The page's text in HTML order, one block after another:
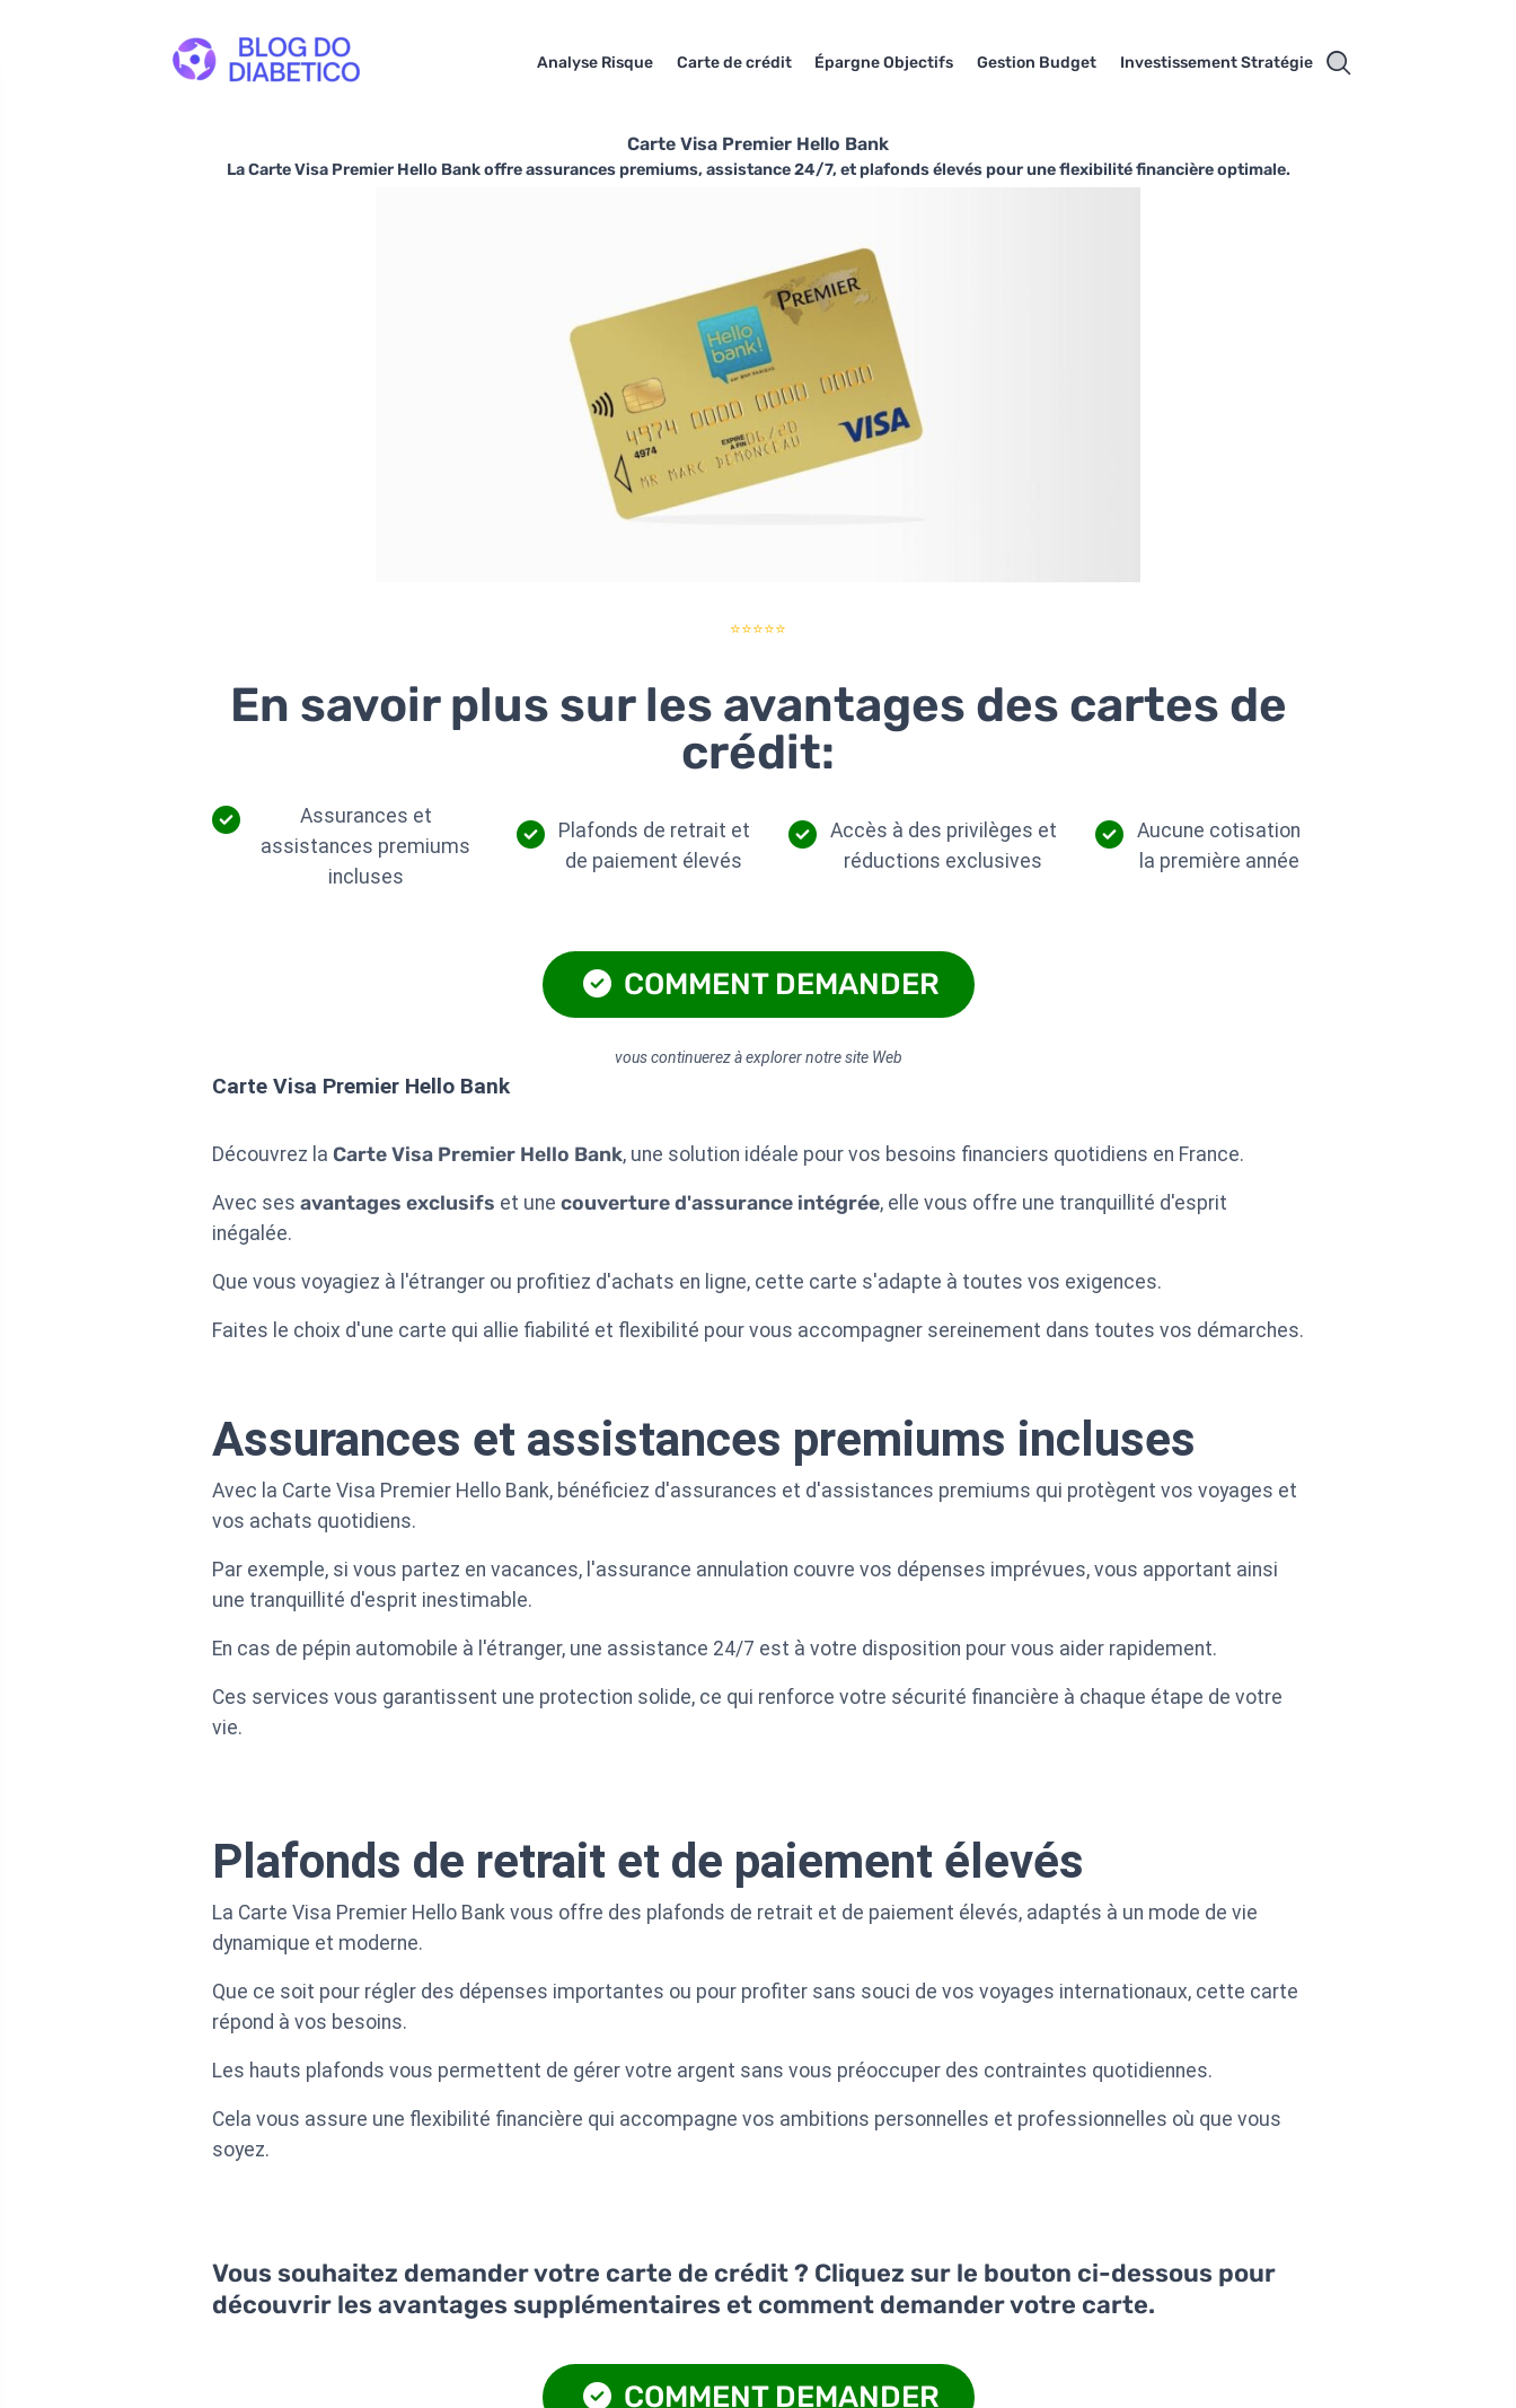
Analyse Risque Carte de crédit Épargne Objectifs Gestion Budget Investissement Stratégie
Carte Visa Premier Hello Bank
La Carte Visa Premier Hello Bank offre assurances premiums, assistance 24/7, et plafonds élevés pour une flexibilité financière optimale.
⭐⭐⭐⭐⭐
En savoir plus sur les avantages des cartes de
crédit:
Assurances et
assistances premiums
incluses
Plafonds de retrait et
de paiement élevés
Accès à des privilèges et
réductions exclusives
Aucune cotisation
la première année
COMMENT DEMANDER
vous continuerez à explorer notre site Web
Carte Visa Premier Hello Bank
Découvrez la Carte Visa Premier Hello Bank, une solution idéale pour vos besoins financiers quotidiens en France.
Avec ses avantages exclusifs et une couverture d'assurance intégrée, elle vous offre une tranquillité d'esprit
inégalée.
Que vous voyagiez à l'étranger ou profitiez d'achats en ligne, cette carte s'adapte à toutes vos exigences.
Faites le choix d'une carte qui allie fiabilité et flexibilité pour vous accompagner sereinement dans toutes vos démarches.
Assurances et assistances premiums incluses
Avec la Carte Visa Premier Hello Bank, bénéficiez d'assurances et d'assistances premiums qui protègent vos voyages et
vos achats quotidiens.
Par exemple, si vous partez en vacances, l'assurance annulation couvre vos dépenses imprévues, vous apportant ainsi
une tranquillité d'esprit inestimable.
En cas de pépin automobile à l'étranger, une assistance 24/7 est à votre disposition pour vous aider rapidement.
Ces services vous garantissent une protection solide, ce qui renforce votre sécurité financière à chaque étape de votre
vie.
Plafonds de retrait et de paiement élevés
La Carte Visa Premier Hello Bank vous offre des plafonds de retrait et de paiement élevés, adaptés à un mode de vie
dynamique et moderne.
Que ce soit pour régler des dépenses importantes ou pour profiter sans souci de vos voyages internationaux, cette carte
répond à vos besoins.
Les hauts plafonds vous permettent de gérer votre argent sans vous préoccuper des contraintes quotidiennes.
Cela vous assure une flexibilité financière qui accompagne vos ambitions personnelles et professionnelles où que vous
soyez.
Vous souhaitez demander votre carte de crédit ? Cliquez sur le bouton ci-dessous pour
découvrir les avantages supplémentaires et comment demander votre carte.
COMMENT DEMANDER